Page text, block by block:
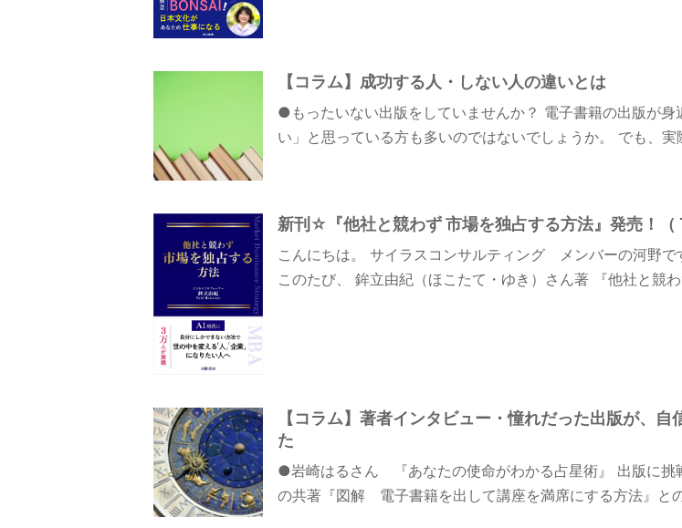
【コラム】成功する人・しない人の違いとは
●もったいない出版をしていませんか？ 電子書籍の出版が身
い」と思っている方も多いのではないでしょうか。 でも、
新刊☆『他社と競わず 市場を独占する方法』発売！（
こんにちは。 サイラスコンサルティング メンバーの河野で
このたび、 鉾立由紀（ほこたて・ゆき）さん著 『他社と
【コラム】著者インタビュー・憧れだった出版が、
た
●岩崎はるさん 『あなたの使命がわかる占星術』 出版に挑
の共著『図解 電子書籍を出して講座を満席にする方法』と